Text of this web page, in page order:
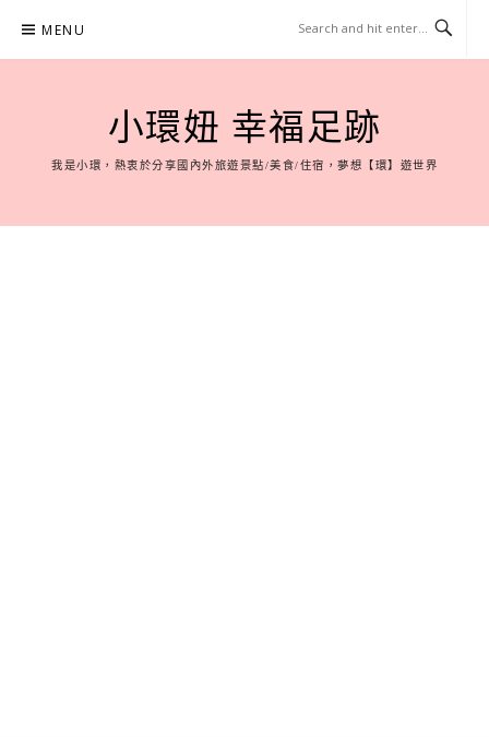
content
MENU
小環妞 幸福足跡
我是小環，熱衷於分享國內外旅遊景點/美食/住宿，夢想【環】遊世界